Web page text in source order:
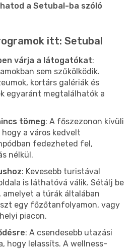
a Setubal-ba szóló
itt: Setubal
várja a látogatókat:
sem szűkölködik.
kortárs galériák és
egyaránt megtalálhatók a
tömeg: A főszezonon kívüli
a város kedvelt
fedezheted fel,
nélkül.
: Kevesebb turistával
is láthatóvá válik. Sétálj be
amelyet a túrák általában
egy főzőtanfolyamon, vagy
piacon.
: A csendesebb utazási
hogy lelassíts. A wellness-